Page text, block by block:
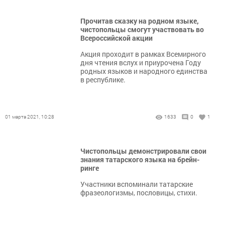
Прочитав сказку на родном языке,
чистопольцы смогут участвовать во
Всероссийской акции
Акция проходит в рамках Всемирного
дня чтения вслух и приурочена Году
родных языков и народного единства
в республике.
01 марта 2021, 10:28 1633 0 1
Чистопольцы демонстрировали свои
знания татарского языка на брейн-
ринге
Участники вспоминали татарские
фразеологизмы, пословицы, стихи.